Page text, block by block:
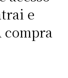
e
compra